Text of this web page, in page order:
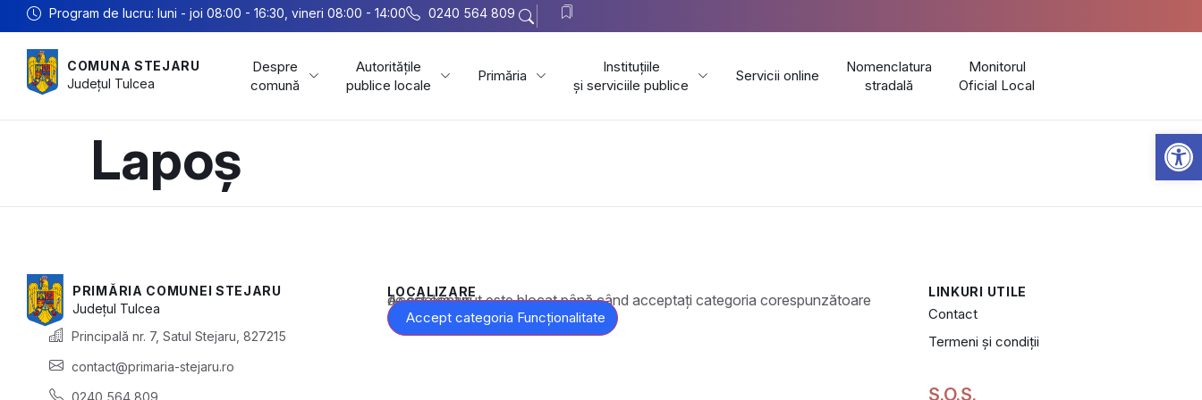
Program de lucru: luni - joi 08:00 - 16:30, vineri 08:00 - 14:00 0240 564 809
COMUNA STEJARU
Județul Tulcea
Despre
comună
Autoritățile
publice locale
Primăria
Instituțiile
și serviciile publice
Servicii online
Nomenclatura
stradală
Monitorul
Oficial Local
Lapoș
PRIMĂRIA COMUNEI STEJARU
Județul Tulcea
Principală nr. 7, Satul Stejaru, 827215
contact@primaria-stejaru.ro
0240 564 809
LOCALIZARE
Acest conținut este blocat până când acceptați categoria corespunzătoare de cookie-uri.
Accept categoria Funcționalitate
LINKURI UTILE
Contact
Termeni și condiții
S.O.S.